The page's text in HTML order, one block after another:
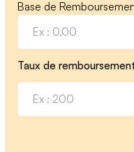
Base de
Taux de